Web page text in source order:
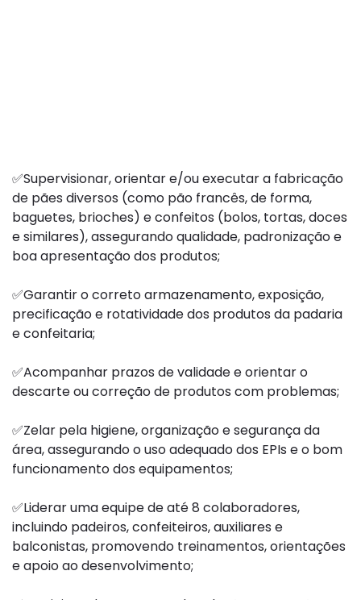
✅Supervisionar, orientar e/ou executar a fabricação
de pães diversos (como pão francês, de forma,
baguetes, brioches) e confeitos (bolos, tortas, doces
e similares), assegurando qualidade, padronização e
boa apresentação dos produtos;
✅Garantir o correto armazenamento, exposição,
precificação e rotatividade dos produtos da padaria
e confeitaria;
✅Acompanhar prazos de validade e orientar o
descarte ou correção de produtos com problemas;
✅Zelar pela higiene, organização e segurança da
área, assegurando o uso adequado dos EPIs e o bom
funcionamento dos equipamentos;
✅Liderar uma equipe de até 8 colaboradores,
incluindo padeiros, confeiteiros, auxiliares e
balconistas, promovendo treinamentos, orientações
e apoio ao desenvolvimento;